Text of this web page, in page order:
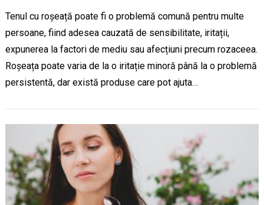
Tenul cu roșeață poate fi o problemă comună pentru multe
persoane, fiind adesea cauzată de sensibilitate, iritații,
expunerea la factori de mediu sau afecțiuni precum rozaceea.
Roșeața poate varia de la o iritație minoră până la o problemă
persistentă, dar există produse care pot ajuta…